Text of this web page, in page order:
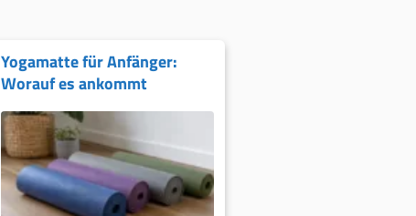
Yogamatte für Anfänger:
Worauf es ankommt